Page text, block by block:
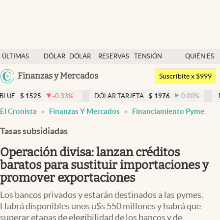
ÚLTIMAS
NOTICIAS
DÓLAR
DÓLAR
RESERVAS
TENSIÓN
GEOPOLÍTICA
QUIÉN ES
QUIÉN
Argentina
Finanzas y Mercados
Dólar
Members
Economía y Política
Finanzas y Mercados
Mercados Online
Negocios
Columnistas
Apertura
Suscribite x $999
-0.33% DÓLAR TARJETA $ 1976 0.00% DÓLAR MEP
El Cronista Finanzas Y Mercados Financiamiento Pyme
Tasas subsidiadas
Operación divisa: lanzan créditos
baratos para sustituir importaciones y
promover exportaciones
Los bancos privados y estarán destinados a las pymes.
Habrá disponibles unos u$s 550 millones y habrá que
superar etapas de elegibilidad de los bancos y de